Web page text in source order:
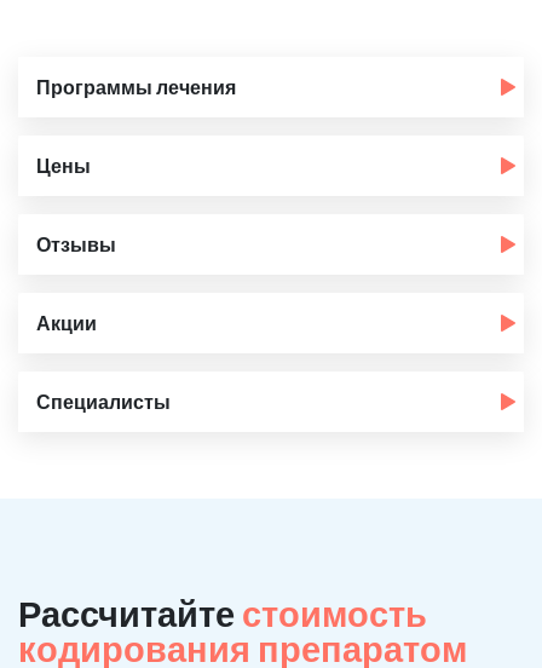
Программы лечения
Цены
Отзывы
Акции
Специалисты
Рассчитайте стоимость
кодирования препаратом